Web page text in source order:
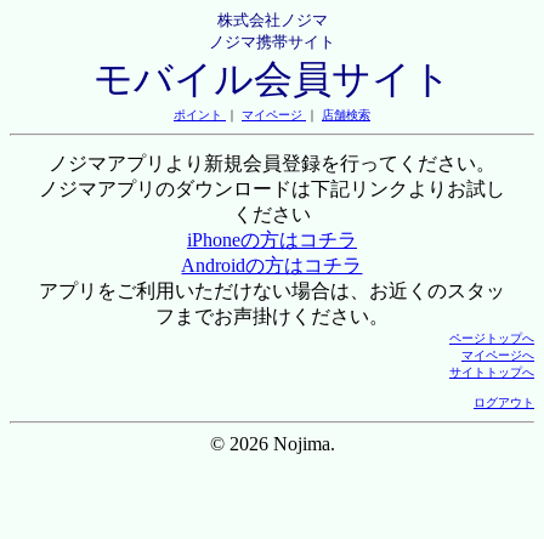
株式会社ノジマ
ノジマ携帯サイト
モバイル会員サイト
ポイント ｜ マイページ ｜ 店舗検索
ノジマアプリより新規会員登録を行ってください。
ノジマアプリのダウンロードは下記リンクよりお試し
ください
iPhoneの方はコチラ
Androidの方はコチラ
アプリをご利用いただけない場合は、お近くのスタッ
フまでお声掛けください。
ページトップへ
マイページへ
サイトトップへ
ログアウト
© 2026 Nojima.